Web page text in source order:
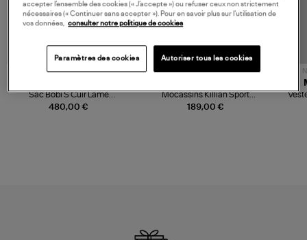
480,00 €
Sac Bobi S Cuir Lamé
Champagne
NOUVELLE COLLECTION
189,00 €
Mocassins Killian Sport
Mousse
accepter l’ensemble des cookies (« J’accepte ») ou refuser ceux non strictement
nécessaires (« Continuer sans accepter »). Pour en savoir plus sur l’utilisation de
vos données, consulter notre politique de cookies
Paramètres des cookies Autoriser tous les cookies